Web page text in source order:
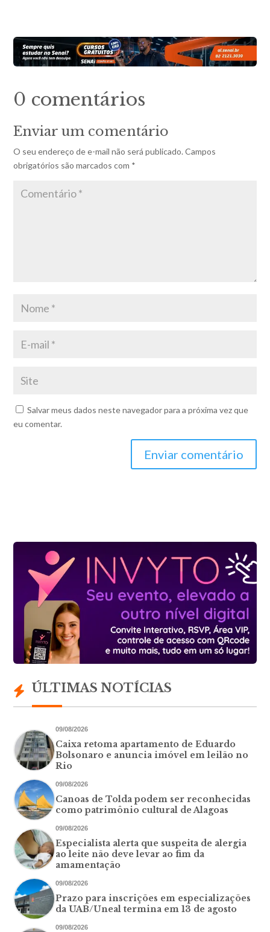
0 comentários
Enviar um comentário
O seu endereço de e-mail não será publicado. Campos
obrigatórios são marcados com *
Salvar meus dados neste navegador para a próxima vez que
eu comentar.
Enviar comentário
ÚLTIMAS NOTÍCIAS
09/08/2026
Caixa retoma apartamento de Eduardo
Bolsonaro e anuncia imóvel em leilão no
Rio
09/08/2026
Canoas de Tolda podem ser reconhecidas
como patrimônio cultural de Alagoas
09/08/2026
Especialista alerta que suspeita de alergia
ao leite não deve levar ao fim da
amamentação
09/08/2026
Prazo para inscrições em especializações
da UAB/Uneal termina em 13 de agosto
09/08/2026